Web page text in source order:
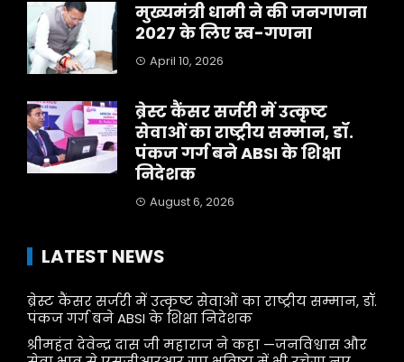
मुख्यमंत्री धामी ने की जनगणना
2027 के लिए स्व-गणना
April 10, 2026
ब्रेस्ट कैंसर सर्जरी में उत्कृष्ट
सेवाओं का राष्ट्रीय सम्मान, डॉ.
पंकज गर्ग बने ABSI के शिक्षा
निदेशक
August 6, 2026
LATEST NEWS
ब्रेस्ट कैंसर सर्जरी में उत्कृष्ट सेवाओं का राष्ट्रीय सम्मान, डॉ.
पंकज गर्ग बने ABSI के शिक्षा निदेशक
श्रीमहंत देवेन्द्र दास जी महाराज ने कहा —जनविश्वास और